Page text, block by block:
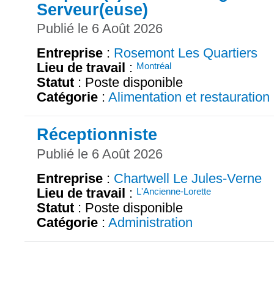
Serveur(euse)
Publié le 6 Août 2026
Entreprise : Rosemont Les Quartiers
Lieu de travail : Montréal
Statut : Poste disponible
Catégorie : Alimentation et restauration
Réceptionniste
Publié le 6 Août 2026
Entreprise : Chartwell Le Jules-Verne
Lieu de travail : L'Ancienne-Lorette
Statut : Poste disponible
Catégorie : Administration